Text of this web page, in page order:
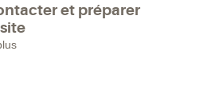
et préparer